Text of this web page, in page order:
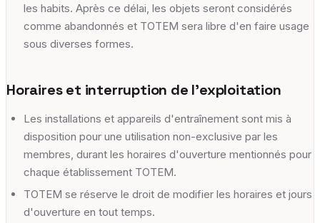
les habits. Après ce délai, les objets seront considérés
comme abandonnés et TOTEM sera libre d'en faire usage
sous diverses formes.
Horaires et interruption de l'exploitation
Les installations et appareils d'entraînement sont mis à
disposition pour une utilisation non-exclusive par les
membres, durant les horaires d'ouverture mentionnés pour
chaque établissement TOTEM.
TOTEM se réserve le droit de modifier les horaires et jours
d'ouverture en tout temps.